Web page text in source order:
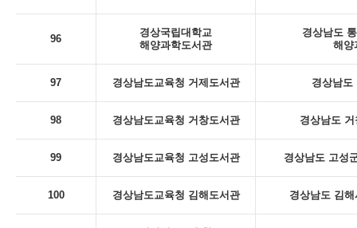
96
경상국립대학교
해양과학도서관
경상남도
해양
97 경상남도교육청 거제도서관 경상남도
98 경상남도교육청 거창도서관 경상남도
99 경상남도교육청 고성도서관 경상남도 고성
100 경상남도교육청 김해도서관 경상남도 김